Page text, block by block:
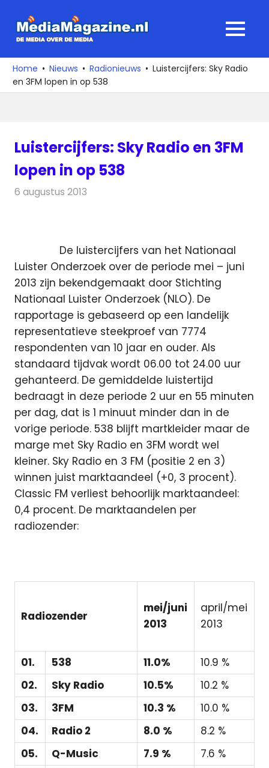
naar
media
over
de
MENU
Home Nieuws Radionieuws
Luistercijfers: Sky Radio
en 3FM lopen in op 538
Luistercijfers: Sky Radio en 3FM
lopen in op 538
6 augustus 2013
De luistercijfers van het Nationaal
Luister Onderzoek over de periode mei – juni
2013 zijn bekendgemaakt door Stichting
Nationaal Luister Onderzoek (NLO). De
rapportage is gebaseerd op een landelijk
representatieve steekproef van 7774
respondenten van 10 jaar en ouder. Als
standaard tijdvak wordt 06.00 tot 24.00 uur
gehanteerd. De gemiddelde luistertijd
bedraagt in deze periode 2 uur en 55 minuten
per dag, dat is 1 minuut minder dan in de
vorige periode. 538 blijft martkleider maar de
marge met Sky Radio en 3FM wordt wel
kleiner. Sky Radio en 3 FM (positie 2 en 3)
winnen juist marktaandeel (+0, 3 procent).
Classic FM verliest behoorlijk marktaandeel:
0,4 procent. De marktaandelen per
radiozender:
Radiozender
mei/juni
2013
april/mei
2013
01. 538 11.0%
10.9 %
02.
Sky Radio 10.5%
10.2 %
03.
3FM 10.3 %
10.0 %
04.
Radio 2 8.0 %
8.2 %
05.
Q-Music 7.9 %
7.6 %